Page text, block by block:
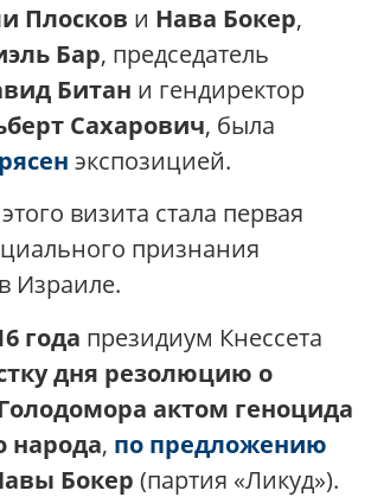
Плосков и Нава Бокер,
Бар, председатель
Битан и гендиректор
Сахарович, была
экспозицией.
визита стала первая
признания
Израиле.
года президиум Кнессета
дня резолюцию о
актом геноцида
народа, по предложению
Бокер (партия «Ликуд»).